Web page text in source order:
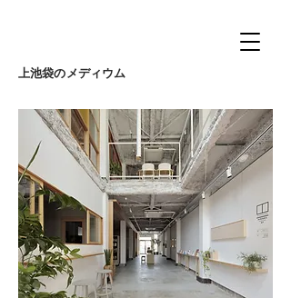
上池袋のメディウム